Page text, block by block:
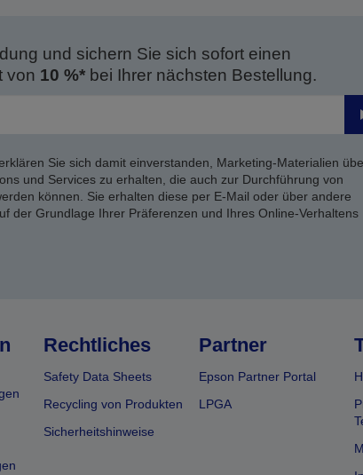
und sichern Sie sich sofort einen
von 10 %*bei Ihrer nächsten Bestellung.
Sie sich damit einverstanden, Marketing-Materialien
und Services zu erhalten, die auch zur Durchführung von
können. Sie erhalten diese per E-Mail oder über andere
der Grundlage Ihrer Präferenzen und Ihres Online-Verhaltens
Rechtliches
Safety Data Sheets
Recycling von Produkten
Sicherheitshinweise
Partner
Epson Partner Portal
LPGA